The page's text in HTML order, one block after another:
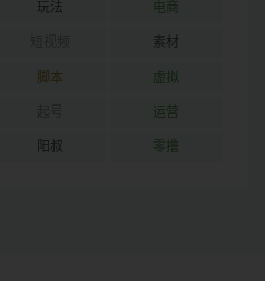
玩法 电商
素材
脚本 虚拟
运营
阳叔 零撸